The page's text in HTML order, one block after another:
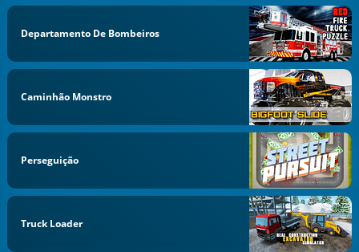
Departamento De Bombeiros
Caminhão Monstro
Perseguição
Truck Loader